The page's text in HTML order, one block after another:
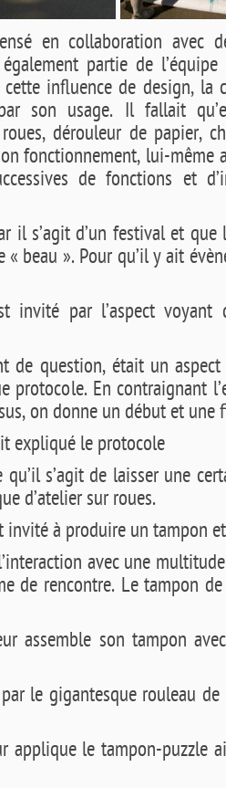
en collaboration avec
partie de
influence de design, la
son usage. Il fallait
dérouleur de papier,
fonctionnement, lui-même
de fonctions et
il s’agit d’un festival et
« beau ». Pour qu’il y ait
invité par l’aspect voyant
de question, était un
protocole. En contraignant
on donne un début et une
expliqué le protocole
qu’il s’agit de laisser une
d’atelier sur roues.
invité à produire un tampon
avec une
de rencontre. Le tampon
assemble son tampon
par le gigantesque rouleau
applique le tampon-puzzle